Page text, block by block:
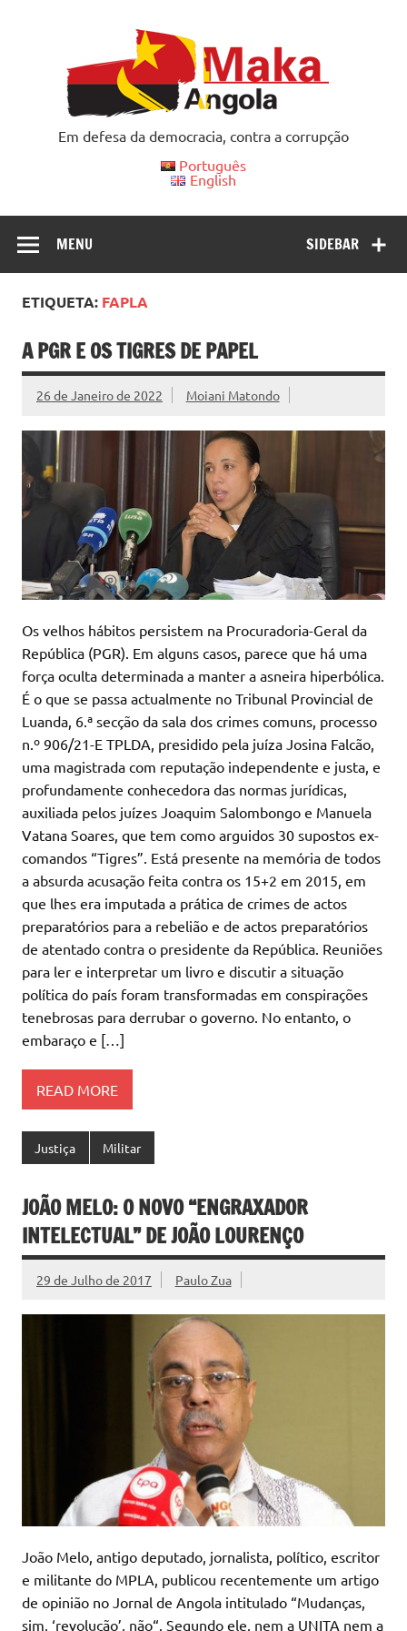
Em defesa da democracia, contra a corrupção
Português
English
SIDEBAR
MENU
ETIQUETA: FAPLA
A PGR E OS TIGRES DE PAPEL
26 de Janeiro de 2022 Moiani Matondo
Os velhos hábitos persistem na Procuradoria-Geral da
República (PGR). Em alguns casos, parece que há uma
força oculta determinada a manter a asneira hiperbólica.
É o que se passa actualmente no Tribunal Provincial de
Luanda, 6.ª secção da sala dos crimes comuns, processo
n.º 906/21-E TPLDA, presidido pela juíza Josina Falcão,
uma magistrada com reputação independente e justa, e
profundamente conhecedora das normas jurídicas,
auxiliada pelos juízes Joaquim Salombongo e Manuela
Vatana Soares, que tem como arguidos 30 supostos ex-
comandos “Tigres”. Está presente na memória de todos
a absurda acusação feita contra os 15+2 em 2015, em
que lhes era imputada a prática de crimes de actos
preparatórios para a rebelião e de actos preparatórios
de atentado contra o presidente da República. Reuniões
para ler e interpretar um livro e discutir a situação
política do país foram transformadas em conspirações
tenebrosas para derrubar o governo. No entanto, o
embaraço e […]
READ MORE
Justiça Militar
JOÃO MELO: O NOVO “ENGRAXADOR
INTELECTUAL” DE JOÃO LOURENÇO
29 de Julho de 2017 Paulo Zua
João Melo, antigo deputado, jornalista, político, escritor
e militante do MPLA, publicou recentemente um artigo
de opinião no Jornal de Angola intitulado “Mudanças,
sim, ‘revolução’, não“. Segundo ele, nem a UNITA nem a